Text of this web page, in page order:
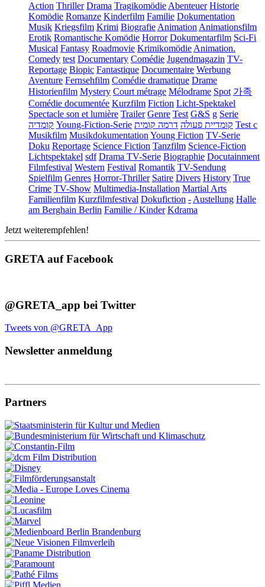
Action Thriller Drama TragikomödieAbenteuer Historie
Komödie Romanze Kinderfilm Familie Dokumentation
Musik Kriegsfilm Krimi BiografieAnimationAnimationsfilm
Erotik Romantische Komödie Horror Dokumentarfilm Sci-Fi
Musical Fantasy Roadmovie KrimikomödieAnimation.
Comedy test Documentary Comédie Jugendmagazin TV-
Reportage Biopic Fantastique Documentaire Werbung
Aventure Fernsehfilm Comédie dramatique Drame
Historienfilm Mystery Court métrage Mélodrame Spot 가족
Comédie documentée Kurzfilm Fiction Licht-Spektakel
Spectacle son et lumière Trailer Genre Test G&S g Serie
קומדיה Young-Fiction-Serie קומדיית פעולה דרמה קומית
Test c
Musikfilm MusikdokumentationYoung Fiction TV-Serie
Doku Reportage Science Fiction Tanzfilm Science-Fiction
Lichtspektakel sdf Drama TV-Serie Biographie Docutainment
Filmfestival Western Festival Romantik TV-Sendung
Spielfilm Genres Horror-Thriller Satire Divers History True
Crime TV-Show Multimedia-Installation Martial Arts
Familienfilm Kurzfilmfestival Dokufiction -Austellung Halle
am Berghain Berlin Familie / Kinder Kdrama
Jetzt weiterempfehlen!
GRETA auf Facebook
@GRETA_app bei Twitter
Tweets von @GRETA_App
Newsletter anmeldung
Partners